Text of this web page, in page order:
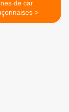
de car
briançonnaises >